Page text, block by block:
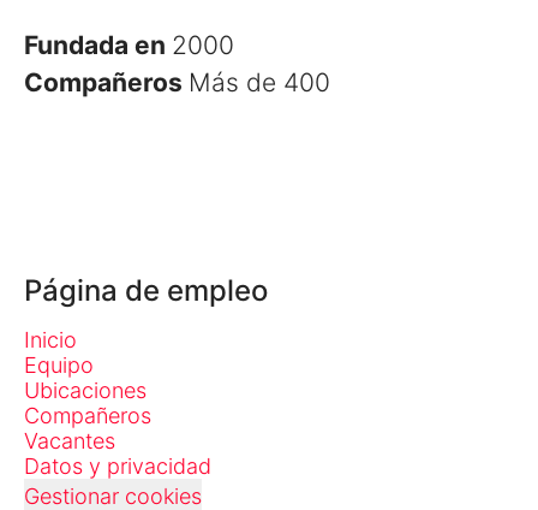
Fundada en 2000
Compañeros Más de 400
Página de empleo
Inicio
Equipo
Ubicaciones
Compañeros
Vacantes
Datos y privacidad
Gestionar cookies